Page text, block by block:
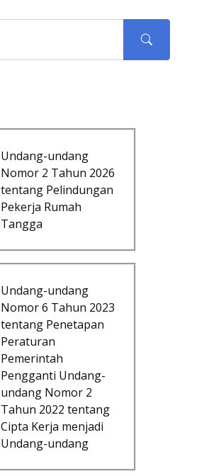
Undang-undang
Nomor 2 Tahun 2026
tentang Pelindungan
Pekerja Rumah
Tangga
Undang-undang
Nomor 6 Tahun 2023
tentang Penetapan
Peraturan
Pemerintah
Pengganti Undang-
undang Nomor 2
Tahun 2022 tentang
Cipta Kerja menjadi
Undang-undang